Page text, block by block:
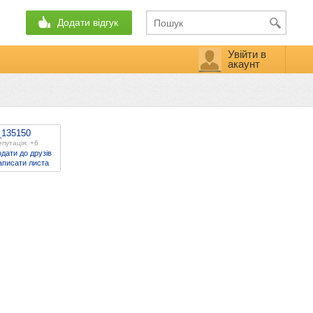
Додати відгук
Увійти в
акаунт
+6
до друзів
листа